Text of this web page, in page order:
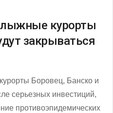
курорты
закрываться
Боровец, Банско и
серьезных инвестиций,
противоэпидемических